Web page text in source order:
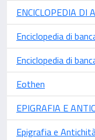
ENCICLOPEDIA DI
Enciclopedia di
Enciclopedia di
Eothen
EPIGRAFIA E
Epigrafia e